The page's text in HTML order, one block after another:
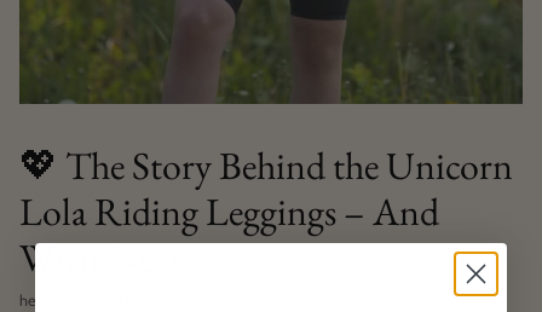
💖 The Story Behind the Unicorn
Lola Riding Leggings – And
What Next
heinäkuu 09, 2025